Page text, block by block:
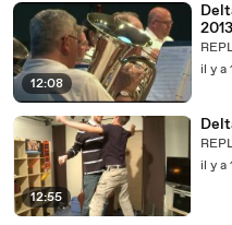
12:08
2013
il y a
12:55
il y a